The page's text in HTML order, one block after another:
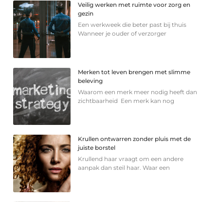
Veilig werken met ruimte voor zorg en
gezin
Een werkweek die beter past bij thuis
Wanneer je ouder of verzorger
Merken tot leven brengen met slimme
beleving
Waarom een merk meer nodig heeft dan
zichtbaarheid Een merk kan nog
Krullen ontwarren zonder pluis met de
juiste borstel
Krullend haar vraagt om een andere
aanpak dan steil haar. Waar een